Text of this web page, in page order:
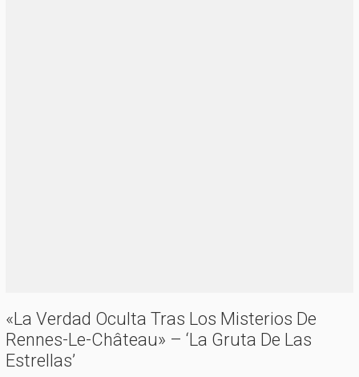
«La Verdad Oculta Tras Los Misterios De
Rennes-Le-Château» – ‘La Gruta De Las
Estrellas’